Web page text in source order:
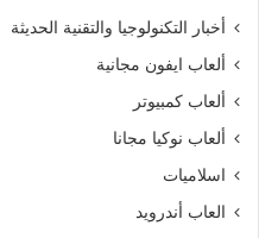
أخبار التكنولوجيا والتقنية الحديثة
ألعاب ايفون مجانية
ألعاب كمبيوتر
ألعاب نوكيا مجانا
اسلاميات
العاب أندرويد